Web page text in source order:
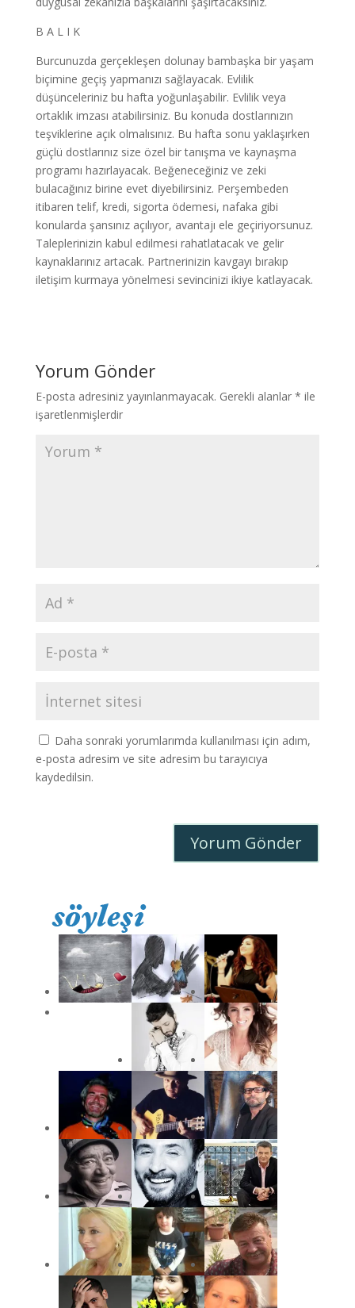
B A L I K
Burcunuzda gerçekleşen dolunay bambaşka bir yaşam
biçimine geçiş yapmanızı sağlayacak. Evlilik
düşünceleriniz bu hafta yoğunlaşabilir. Evlilik veya
ortaklık imzası atabilirsiniz. Bu konuda dostlarınızın
teşviklerine açık olmalısınız. Bu hafta sonu yaklaşırken
güçlü dostlarınız size özel bir tanışma ve kaynaşma
programı hazırlayacak. Beğeneceğiniz ve zeki
bulacağınız birine evet diyebilirsiniz. Perşembeden
itibaren telif, kredi, sigorta ödemesi, nafaka gibi
konularda şansınız açılıyor, avantajı ele geçiriyorsunuz.
Taleplerinizin kabul edilmesi rahatlatacak ve gelir
kaynaklarınız artacak. Partnerinizin kavgayı bırakıp
iletişim kurmaya yönelmesi sevincinizi ikiye katlayacak.
Yorum Gönder
E-posta adresiniz yayınlanmayacak. Gerekli alanlar * ile
işaretlenmişlerdir
Daha sonraki yorumlarımda kullanılması için adım,
e-posta adresim ve site adresim bu tarayıcıya
kaydedilsin.